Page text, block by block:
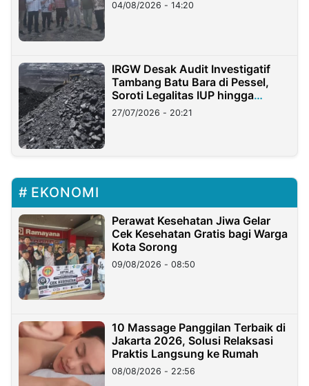
04/08/2026 - 14:20
IRGW Desak Audit Investigatif
Tambang Batu Bara di Pessel,
Soroti Legalitas IUP hingga
Stockpile
27/07/2026 - 20:21
EKONOMI
Perawat Kesehatan Jiwa Gelar
Cek Kesehatan Gratis bagi Warga
Kota Sorong
09/08/2026 - 08:50
10 Massage Panggilan Terbaik di
Jakarta 2026, Solusi Relaksasi
Praktis Langsung ke Rumah
08/08/2026 - 22:56